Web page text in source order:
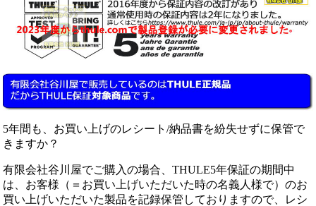
5年間も、お買い上げのレシート/納品書を紛失せずに保管で
きますか？
有限会社谷川屋でご購入の場合、THULE5年保証の期間中
は、お客様（＝お買い上げいただいた時の名義人様で）のお
買い上げいただいた製品を記録保管しておりますので、レシ